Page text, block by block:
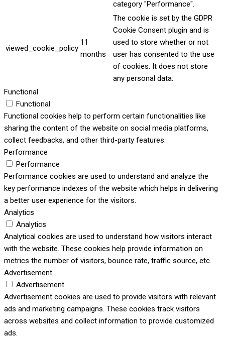
category "Performance".
viewed_cookie_policy
11
months
The cookie is set by the GDPR
Cookie Consent plugin and is
used to store whether or not
user has consented to the use
of cookies. It does not store
any personal data.
Functional
Functional
Functional cookies help to perform certain functionalities like
sharing the content of the website on social media platforms,
collect feedbacks, and other third-party features.
Performance
Performance
Performance cookies are used to understand and analyze the
key performance indexes of the website which helps in delivering
a better user experience for the visitors.
Analytics
Analytics
Analytical cookies are used to understand how visitors interact
with the website. These cookies help provide information on
metrics the number of visitors, bounce rate, traffic source, etc.
Advertisement
Advertisement
Advertisement cookies are used to provide visitors with relevant
ads and marketing campaigns. These cookies track visitors
across websites and collect information to provide customized
ads.